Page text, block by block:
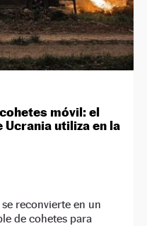
móvil: el
Ucrania utiliza en la
reconvierte en un
de cohetes para